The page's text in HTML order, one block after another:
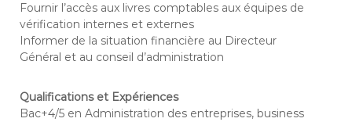
Fournir l’accès aux livres comptables aux équipes de
vérification internes et externes
Informer de la situation financière au Directeur
Général et au conseil d’administration
Qualifications et Expériences
Bac+4/5 en Administration des entreprises, business